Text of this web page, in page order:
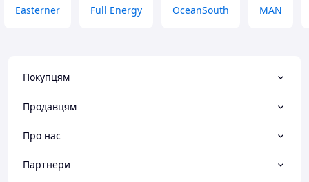
Easterner Full Energy OceanSouth MAN
Покупцям
Продавцям
Про нас
Партнери